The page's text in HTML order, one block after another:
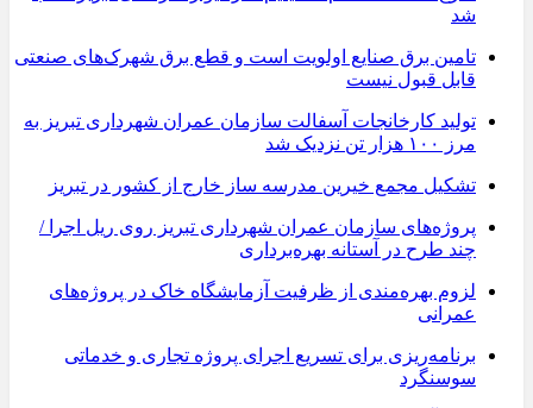
شد
تامین برق صنایع اولویت است و قطع برق شهرک‌های صنعتی
قابل قبول نیست
تولید کارخانجات آسفالت سازمان عمران شهرداری تبریز به
مرز ۱۰۰ هزار تن نزدیک شد
تشکیل مجمع خیرین مدرسه ‌ساز خارج از کشور در تبریز
پروژه‌های سازمان عمران شهرداری تبریز روی ریل اجرا /
چند طرح در آستانه بهره‌برداری
لزوم بهره‌مندی از ظرفیت آزمایشگاه خاک در پروژه‌های
عمرانی
برنامه‌ریزی برای تسریع اجرای پروژه تجاری و خدماتی
سوسنگرد